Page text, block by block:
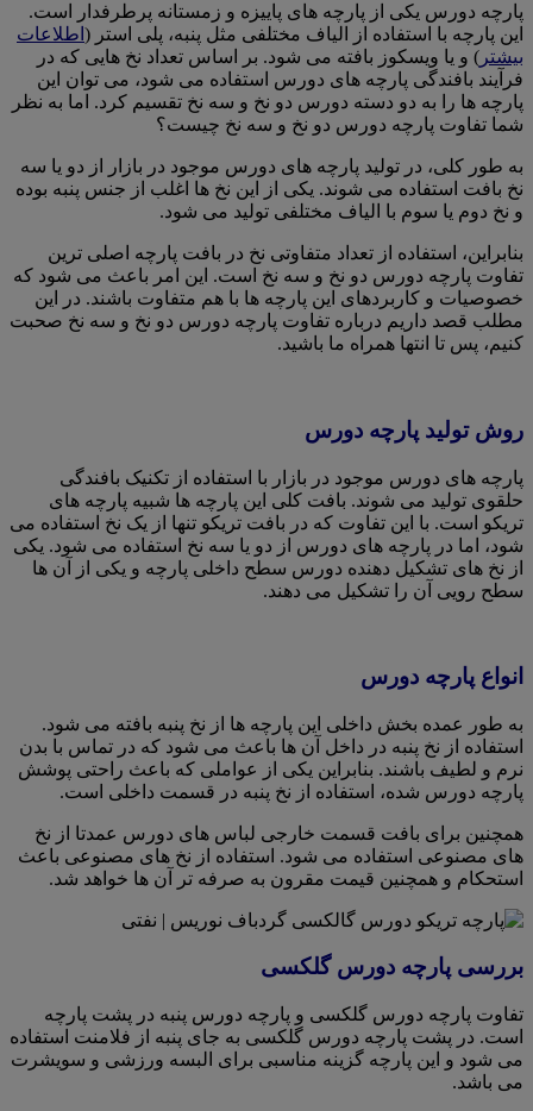
پارچه دورس یکی از پارچه های پاییزه و زمستانه پرطرفدار است.
این پارچه با استفاده از الیاف مختلفی مثل پنبه، پلی استر ( اطلاعات
بیشتر ) و یا ویسکوز بافته می شود. بر اساس تعداد نخ هایی که در
فرآیند بافندگی پارچه های دورس استفاده می شود، می توان این
پارچه ها را به دو دسته دورس دو نخ و سه نخ تقسیم کرد. اما به نظر
شما تفاوت پارچه دورس دو نخ و سه نخ چیست؟
به طور کلی، در تولید پارچه های دورس موجود در بازار از دو یا سه
نخ بافت استفاده می شوند. یکی از این نخ ها اغلب از جنس پنبه بوده
و نخ دوم یا سوم با الیاف مختلفی تولید می شود.
بنابراین، استفاده از تعداد متفاوتی نخ در بافت پارچه اصلی ترین
تفاوت پارچه دورس دو نخ و سه نخ است. این امر باعث می شود که
خصوصیات و کاربردهای این پارچه ها با هم متفاوت باشند. در این
مطلب قصد داریم درباره تفاوت پارچه دورس دو نخ و سه نخ صحبت
کنیم، پس تا انتها همراه ما باشید.
روش تولید پارچه دورس
پارچه های دورس موجود در بازار با استفاده از تکنیک بافندگی
حلقوی تولید می شوند. بافت کلی این پارچه ها شبیه پارچه های
تریکو است. با این تفاوت که در بافت تریکو تنها از یک نخ استفاده می
شود، اما در پارچه های دورس از دو یا سه نخ استفاده می شود. یکی
از نخ های تشکیل دهنده دورس سطح داخلی پارچه و یکی از آن ها
سطح رویی آن را تشکیل می دهند.
انواع پارچه دورس
به طور عمده بخش داخلی این پارچه ها از نخ پنبه بافته می شود.
استفاده از نخ پنبه در داخل آن ها باعث می شود که در تماس با بدن
نرم و لطیف باشند. بنابراین یکی از عواملی که باعث راحتی پوشش
پارچه دورس شده، استفاده از نخ پنبه در قسمت داخلی است.
همچنین برای بافت قسمت خارجی لباس های دورس عمدتا از نخ
های مصنوعی استفاده می شود. استفاده از نخ های مصنوعی باعث
استحکام و همچنین قیمت مقرون به صرفه تر آن ها خواهد شد.
بررسی پارچه دورس گلکسی
تفاوت پارچه دورس گلکسی و پارچه دورس پنبه در پشت پارچه
است. در پشت پارچه دورس گلکسی به جای پنبه از فلامنت استفاده
می شود و این پارچه گزینه مناسبی برای البسه ورزشی و سویشرت
می باشد.